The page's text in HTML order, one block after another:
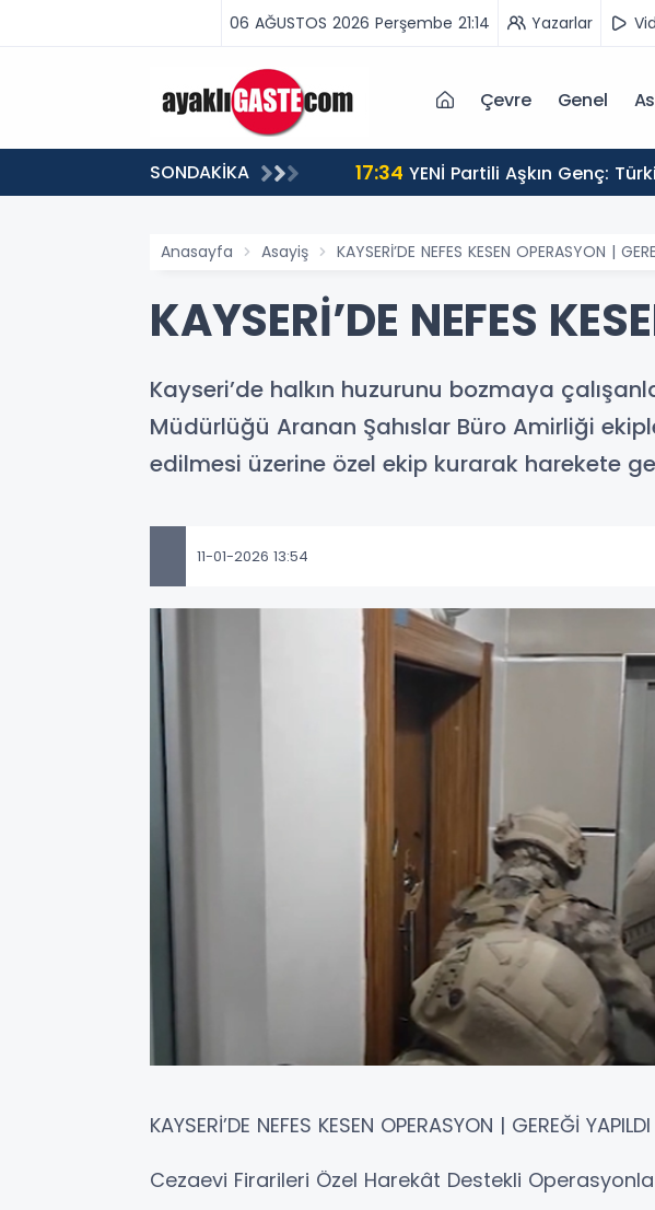
06 AĞUSTOS 2026 Perşembe 21:14 Yazarlar
Çevre Genel
SONDAKİKA 17:34 YENİ Partili Aşkın Genç: Türkiye’de emekçi Almanya’dan yüzde 25 fazla çalışıyor, asgari ücret ayın 18
gününe yetiyor
Anasayfa Asayiş KAYSERİ’DE NEFES KESEN OPERASYON |
KAYSERİ’DE NEFES
Kayseri’de halkın huzurunu bozmaya
Müdürlüğü Aranan Şahıslar Büro Amirliği
edilmesi üzerine özel ekip kurarak harekete
11-01-2026 13:54
KAYSERİ’DE NEFES KESEN OPERASYON | GEREĞİ YAPILDI
Cezaevi Firarileri Özel Harekât Destekli Operasyonla